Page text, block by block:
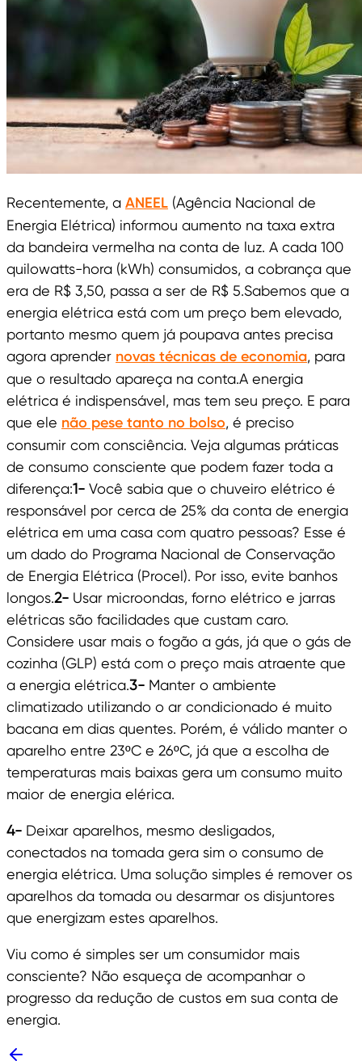
Recentemente, a ANEEL (Agência Nacional de
Energia Elétrica) informou aumento na taxa extra
da bandeira vermelha na conta de luz. A cada 100
quilowatts-hora (kWh) consumidos, a cobrança que
era de R$ 3,50, passa a ser de R$ 5.Sabemos que a
energia elétrica está com um preço bem elevado,
portanto mesmo quem já poupava antes precisa
agora aprender novas técnicas de economia, para
que o resultado apareça na conta.A energia
elétrica é indispensável, mas tem seu preço. E para
que ele não pese tanto no bolso, é preciso
consumir com consciência. Veja algumas práticas
de consumo consciente que podem fazer toda a
diferença:1- Você sabia que o chuveiro elétrico é
responsável por cerca de 25% da conta de energia
elétrica em uma casa com quatro pessoas? Esse é
um dado do Programa Nacional de Conservação
de Energia Elétrica (Procel). Por isso, evite banhos
longos.2- Usar microondas, forno elétrico e jarras
elétricas são facilidades que custam caro.
Considere usar mais o fogão a gás, já que o gás de
cozinha (GLP) está com o preço mais atraente que
a energia elétrica.3- Manter o ambiente
climatizado utilizando o ar condicionado é muito
bacana em dias quentes. Porém, é válido manter o
aparelho entre 23ºC e 26ºC, já que a escolha de
temperaturas mais baixas gera um consumo muito
maior de energia elérica.
4- Deixar aparelhos, mesmo desligados,
conectados na tomada gera sim o consumo de
energia elétrica. Uma solução simples é remover os
aparelhos da tomada ou desarmar os disjuntores
que energizam estes aparelhos.
Viu como é simples ser um consumidor mais
consciente? Não esqueça de acompanhar o
progresso da redução de custos em sua conta de
energia.